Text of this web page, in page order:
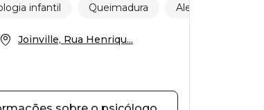
infantil Queimadura Alerta
Joinville, Rua Henriqu...